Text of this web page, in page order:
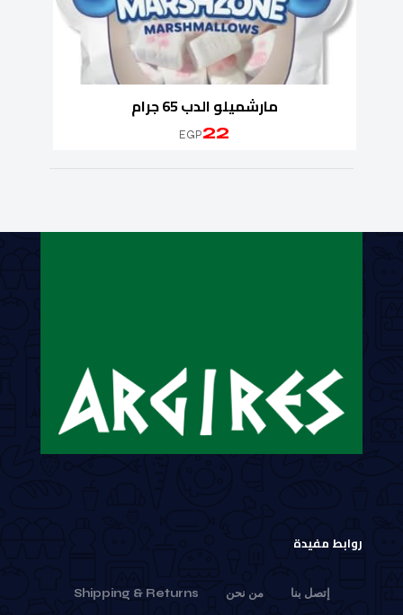
مارشميلو الدب 65 جرام
EGP22
روابط مفيدة
إتصل بنا من نحن Shipping & Returns